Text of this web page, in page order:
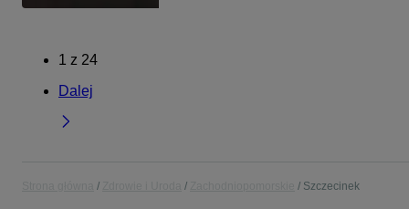
1 z 24
Dalej
Szczecinek